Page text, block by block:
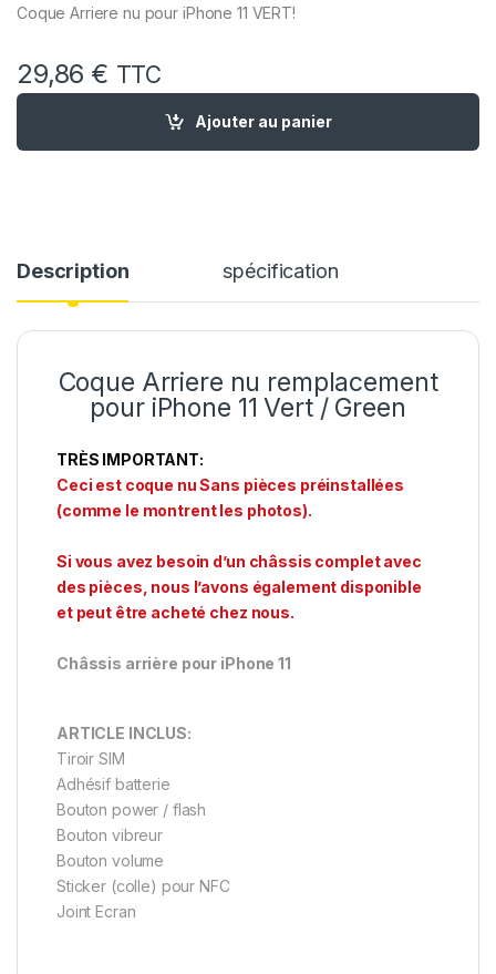
Coque Arriere nu pour iPhone 11 VERT!
29,86 € TTC
quantité de Chassis remplacement pour iPhone 11 Vert
Ajouter au panier
Description spécification
Coque Arriere nu remplacement
pour iPhone 11 Vert / Green
TRÈS IMPORTANT:
Ceci est coque nu Sans pièces préinstallées
(comme le montrent les photos).
Si vous avez besoin d’un châssis complet avec
des pièces, nous l’avons également disponible
et peut être acheté chez nous.
Châssis arrière pour iPhone 11
ARTICLE INCLUS:
Tiroir SIM
Adhésif batterie
Bouton power / flash
Bouton vibreur
Bouton volume
Sticker (colle) pour NFC
Joint Ecran